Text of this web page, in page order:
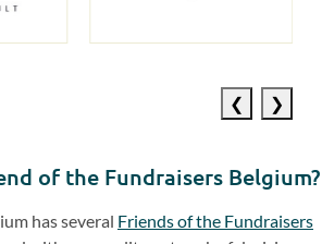
of the Fundraisers Belgium?
has several Friends of the Fundraisers